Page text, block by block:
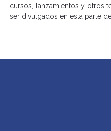
cursos, lanzamientos y otros
ser divulgados en esta parte